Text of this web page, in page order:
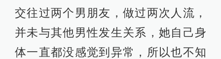
交往过两个男朋友，做过两次人流，
并未与其他男性发生关系，她自己身
体一直都没感觉到异常，所以也不知